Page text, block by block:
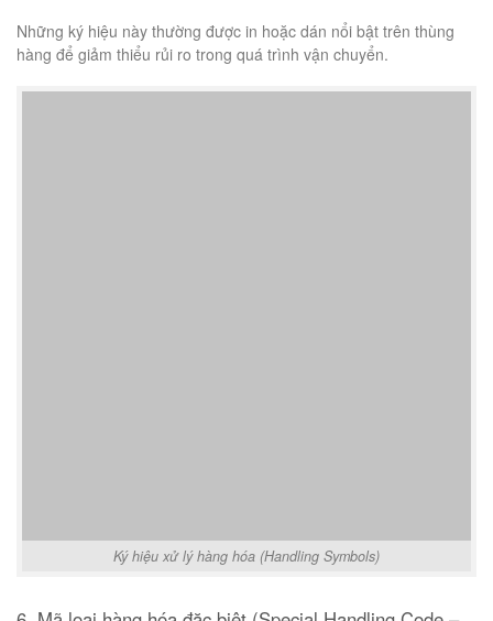
Những ký hiệu này thường được in hoặc dán nổi bật trên thùng
hàng để giảm thiểu rủi ro trong quá trình vận chuyển.
Ký hiệu xử lý hàng hóa (Handling Symbols)